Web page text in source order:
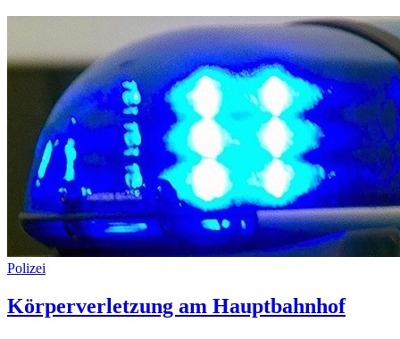
Polizei
Körperverletzung am Hauptbahnhof